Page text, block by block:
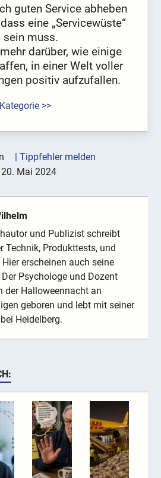
guten Service abheben
eine „Servicewüste“
muss.
darüber, wie einige
in einer Welt voller
positiv aufzufallen.
>>
| Tippfehler melden
20. Mai 2024
und Publizist schreibt
Technik, Produkttests, und
Hier erscheinen auch seine
Psychologe und Dozent
der Halloweennacht an
geboren und lebt mit seiner
Heidelberg.